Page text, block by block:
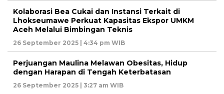
Kolaborasi Bea Cukai dan Instansi Terkait di
Lhokseumawe Perkuat Kapasitas Ekspor UMKM
Aceh Melalui Bimbingan Teknis
26 September 2025 | 4:34 pm WIB
Perjuangan Maulina Melawan Obesitas, Hidup
dengan Harapan di Tengah Keterbatasan
26 September 2025 | 3:27 am WIB